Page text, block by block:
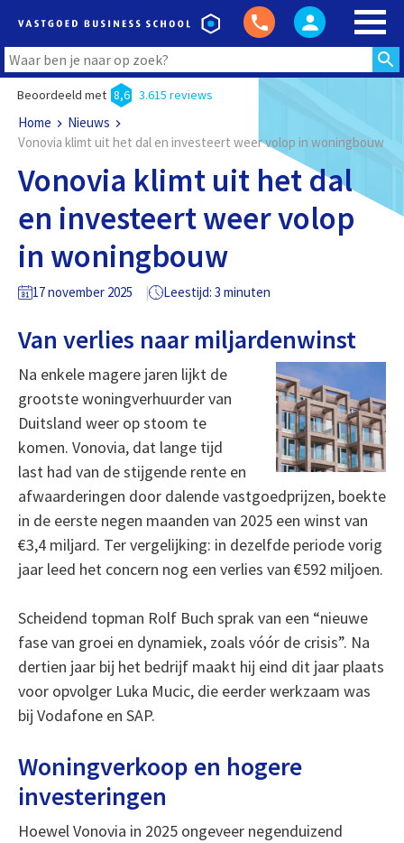
Beoordeeld met 8,6 3.615 reviews
Home
Nieuws
Vonovia klimt uit het dal en investeert weer volop in woningbouw
Vonovia klimt uit het dal
en investeert weer volop
in woningbouw
17 november 2025 Leestijd: 3 minuten
Van verlies naar miljardenwinst
Na enkele magere jaren lijkt de
grootste woningverhuurder van
Duitsland weer op stoom te
komen. Vonovia, dat lange tijd
last had van de stijgende rente en
afwaarderingen door dalende vastgoedprijzen, boekte
in de eerste negen maanden van 2025 een winst van
€3,4 miljard. Ter vergelijking: in dezelfde periode vorig
jaar leed het concern nog een verlies van €592 miljoen.
Scheidend topman Rolf Buch sprak van een “nieuwe
fase van groei en dynamiek, zoals vóór de crisis”. Na
dertien jaar bij het bedrijf maakt hij eind dit jaar plaats
voor opvolger Luka Mucic, die eerder werkzaam was
bij Vodafone en SAP.
Woningverkoop en hogere
investeringen
Hoewel Vonovia in 2025 ongeveer negenduizend